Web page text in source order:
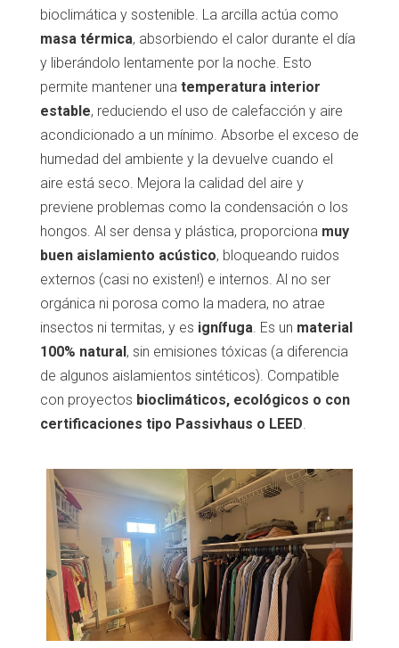
bioclimática y sostenible. La arcilla actúa como
masa térmica, absorbiendo el calor durante el día
y liberándolo lentamente por la noche. Esto
permite mantener una temperatura interior
estable, reduciendo el uso de calefacción y aire
acondicionado a un mínimo. Absorbe el exceso de
humedad del ambiente y la devuelve cuando el
aire está seco. Mejora la calidad del aire y
previene problemas como la condensación o los
hongos. Al ser densa y plástica, proporciona muy
buen aislamiento acústico, bloqueando ruidos
externos (casi no existen!) e internos. Al no ser
orgánica ni porosa como la madera, no atrae
insectos ni termitas, y es ignífuga . Es un material
100% natural, sin emisiones tóxicas (a diferencia
de algunos aislamientos sintéticos). Compatible
con proyectos bioclimáticos, ecológicos o con
certificaciones tipo Passivhaus o LEED